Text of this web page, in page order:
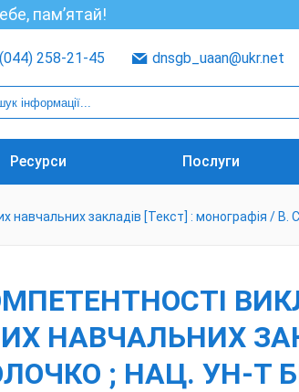
пам’ятай!
258-21-45 dnsgb_uaan@ukr.net
Ресурси Послуги
закладів [Текст] : монографія / В.
НАВЧАЛЬНИХ
; НАЦ. УН-Т